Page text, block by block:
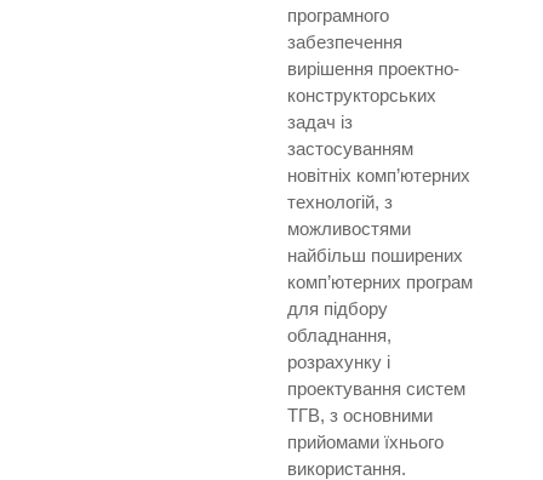
програмного
забезпечення
вирішення проектно-
конструкторських
задач із
застосуванням
новітніх комп’ютерних
технологій, з
можливостями
найбільш поширених
комп’ютерних програм
для підбору
обладнання,
розрахунку і
проектування систем
ТГВ, з основними
прийомами їхнього
використання.